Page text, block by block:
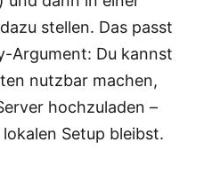
stellen. Das passt
Argument: Du kannst
nutzbar machen,
hochzuladen –
Setup bleibst.